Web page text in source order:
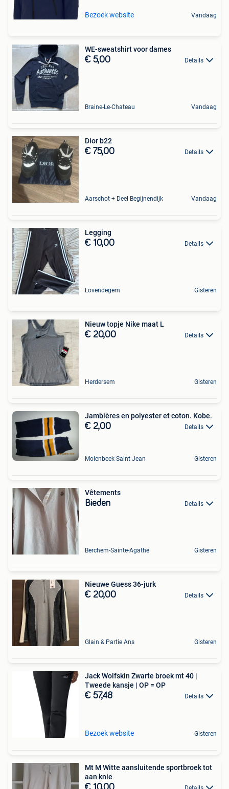
Bezoek website Vandaag
WE-sweatshirt voor dames
€ 5,00 Details
Braine-Le-Chateau Vandaag
Dior b22
€ 75,00 Details
Aarschot + Deel Begijnendijk Vandaag
Legging
€ 10,00 Details
Lovendegem Gisteren
Nieuw topje Nike maat L
€ 20,00 Details
Herdersem Gisteren
Jambières en polyester et coton. Kobe.
€ 2,00 Details
Molenbeek-Saint-Jean Gisteren
Vêtements
Bieden Details
Berchem-Sainte-Agathe Gisteren
Nieuwe Guess 36-jurk
€ 20,00 Details
Glain & Partie Ans Gisteren
Jack Wolfskin Zwarte broek mt 40 |
Tweede kansje | OP = OP
€ 57,48 Details
Bezoek website Gisteren
Mt M Witte aansluitende sportbroek tot
aan knie